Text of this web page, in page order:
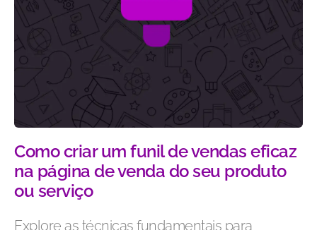
Como criar um funil de vendas eficaz
na página de venda do seu produto
ou serviço
Explore as técnicas fundamentais para